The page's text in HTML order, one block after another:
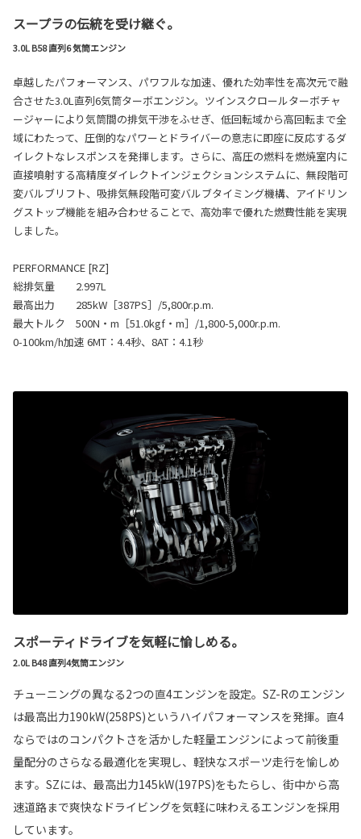
スープラの伝統を受け継ぐ。
3.0L B58 直列6 気筒エンジン
卓越したパフォーマンス、パワフルな加速、優れた効率性を高次元で融
合させた3.0L直列6気筒ターボエンジン。ツインスクロールターボチャ
ージャーにより気筒間の排気干渉をふせぎ、低回転域から高回転まで全
域にわたって、圧倒的なパワーとドライバーの意志に即座に反応するダ
イレクトなレスポンスを発揮します。さらに、高圧の燃料を燃焼室内に
直接噴射する高精度ダイレクトインジェクションシステムに、無段階可
変バルブリフト、吸排気無段階可変バルブタイミング機構、アイドリン
グストップ機能を組み合わせることで、高効率で優れた燃費性能を実現
しました。
PERFORMANCE [RZ]
総排気量 2.997L
最高出力 285kW［387PS］/5,800r.p.m.
最大トルク 500N・m［51.0kgf・m］/1,800-5,000r.p.m.
0-100km/h加速 6MT：4.4秒、8AT：4.1秒
スポーティドライブを気軽に愉しめる。
2.0L B48 直列4気筒エンジン
チューニングの異なる2つの直4エンジンを設定。SZ-Rのエンジン
は最高出力190kW(258PS)というハイパフォーマンスを発揮。直4
ならではのコンパクトさを活かした軽量エンジンによって前後重
量配分のさらなる最適化を実現し、軽快なスポーツ走行を愉しめ
ます。SZには、最高出力145kW(197PS)をもたらし、街中から高
速道路まで爽快なドライビングを気軽に味わえるエンジンを採用
しています。